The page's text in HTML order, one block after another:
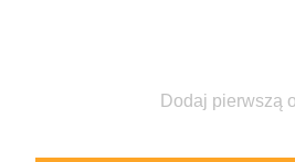
Dodaj pierwszą